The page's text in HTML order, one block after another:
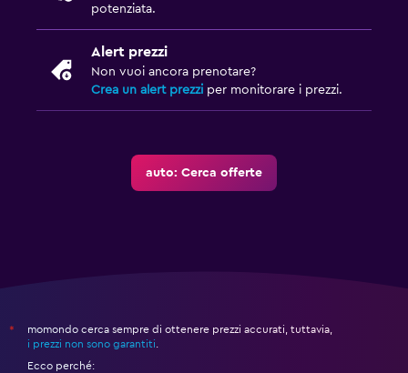
potenziata.
Alert prezzi
Non vuoi ancora prenotare?
Crea un alert prezzi per monitorare i prezzi.
auto: Cerca offerte
*
momondo cerca sempre di ottenere prezzi accurati, tuttavia,
i prezzi non sono garantiti.
Ecco perché: